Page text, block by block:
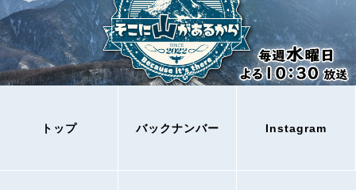
トップ バックナンバー Instagram